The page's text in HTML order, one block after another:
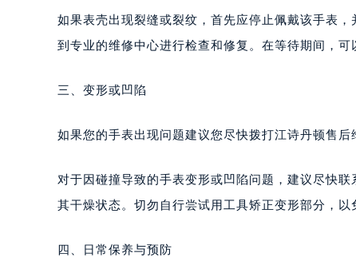
如果表壳出现裂缝或裂纹，首先应停止佩戴该手表
到专业的维修中心进行检查和修复。在等待期间，
三、变形或凹陷
如果您的手表出现问题建议您尽快拨打江诗丹顿售
对于因碰撞导致的手表变形或凹陷问题，建议尽快
其干燥状态。切勿自行尝试用工具矫正变形部分，以
四、日常保养与预防